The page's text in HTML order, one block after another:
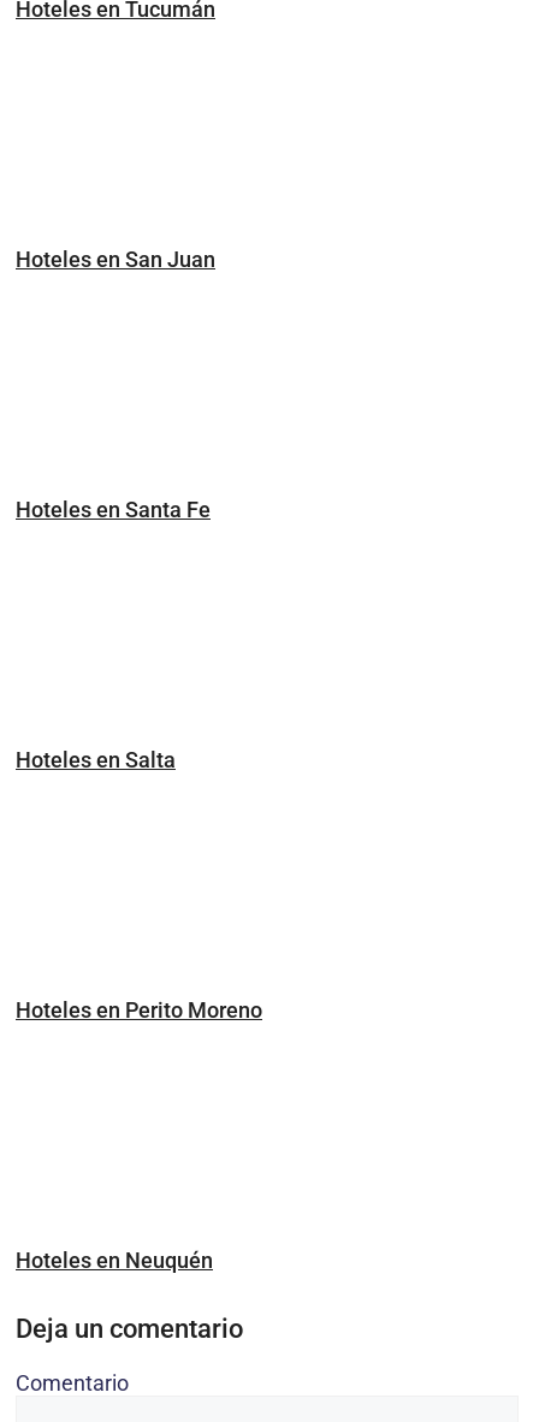
Hoteles en Tucumán
Hoteles en San Juan
Hoteles en Santa Fe
Hoteles en Salta
Hoteles en Perito Moreno
Hoteles en Neuquén
Deja un comentario
Comentario